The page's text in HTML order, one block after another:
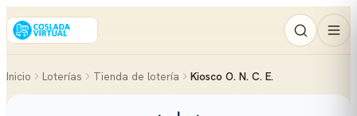
Inicio Loterías Tienda de lotería Kiosco O. N. C. E.